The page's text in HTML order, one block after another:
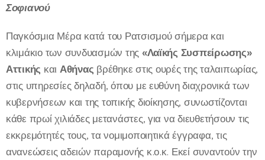
Σοφιανού
Παγκόσμια Μέρα κατά του Ρατσισμού σήμερα και
κλιμάκιο των συνδυασμών της «Λαϊκής Συσπείρωσης»
Αττικής και Αθήνας βρέθηκε στις ουρές της ταλαιπωρίας,
στις υπηρεσίες δηλαδή, όπου με ευθύνη διαχρονικά των
κυβερνήσεων και της τοπικής διοίκησης, συνωστίζονται
κάθε πρωί χιλιάδες μετανάστες, για να διευθετήσουν τις
εκκρεμότητές τους, τα νομιμοποιητικά έγγραφα, τις
ανανεώσεις αδειών παραμονής κ.ο.κ. Εκεί συναντούν την